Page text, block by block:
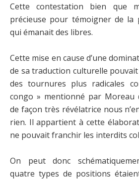
Cette contestation bien que
précieuse pour témoigner de la
qui émanait des libres.
Cette mise en cause d’une
de sa traduction culturelle
des tournures plus radicales
congo » mentionné par Moreau
de façon très révélatrice nous
rien. Il appartient à cette
ne pouvait franchir les interdits
On peut donc
quatre types de positions